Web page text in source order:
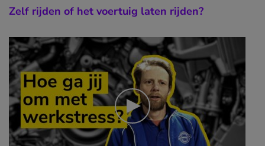
Zelf rijden of het voertuig laten rijden?